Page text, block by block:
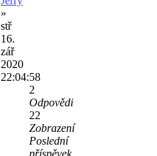
»
stř
16.
zář
2020
22:04:58
2
Odpovědi
22
Zobrazení
Poslední
příspěvek